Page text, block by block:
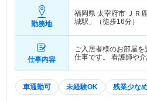
勤務地
福岡県 太宰府市 ＪＲ
城駅」（徒歩16分）
仕事内容
ご入居者様のお部屋
仕事です。 看護師や
車通勤可 未経験OK 残業少な